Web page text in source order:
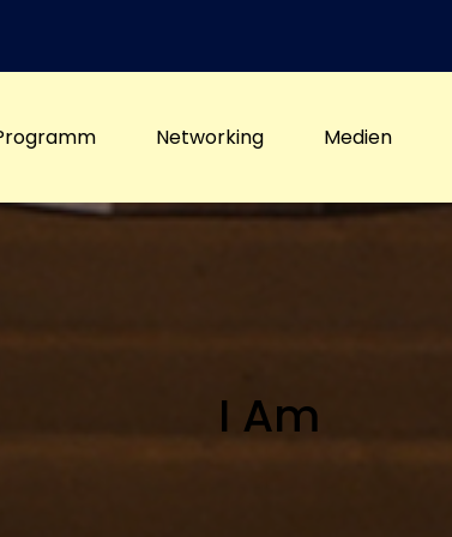
Networking Medien
I Am